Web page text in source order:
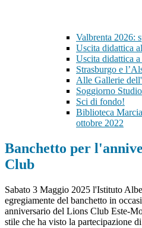
Valbrenta 2026:
Uscita didattica
Uscita didattica a
Strasburgo e
Alle Gallerie
Soggiorno
Sci di fondo!
Biblioteca
ottobre 2022
Banchetto per
Club
Sabato 3 Maggio 2025 l'Istituto
egregiamente del banchetto in
anniversario del Lions Club Este-
stile che ha visto la partecipazione